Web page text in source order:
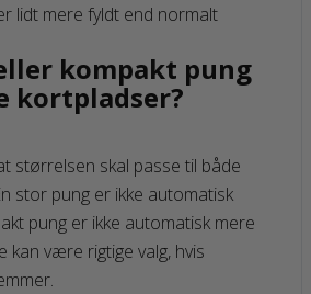
lidt mere fyldt end normalt
kompakt pung
kortpladser?
størrelsen skal passe til både
stor pung er ikke automatisk
pung er ikke automatisk mere
kan være rigtige valg, hvis